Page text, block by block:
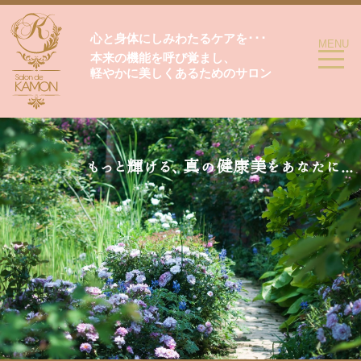
心と身体にしみわたるケアを･･･
本来の機能を呼び覚まし、
軽やかに美しくあるためのサロン
もっと輝ける、真の健康美をあなたに...
toggle
MENU